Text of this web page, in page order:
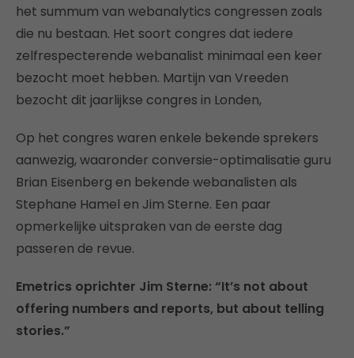
het summum van webanalytics congressen zoals
die nu bestaan. Het soort congres dat iedere
zelfrespecterende webanalist minimaal een keer
bezocht moet hebben. Martijn van Vreeden
bezocht dit jaarlijkse congres in Londen,
Op het congres waren enkele bekende sprekers
aanwezig, waaronder conversie-optimalisatie guru
Brian Eisenberg en bekende webanalisten als
Stephane Hamel en Jim Sterne. Een paar
opmerkelijke uitspraken van de eerste dag
passeren de revue.
Emetrics oprichter Jim Sterne: “It’s not about
offering numbers and reports, but about telling
stories.”